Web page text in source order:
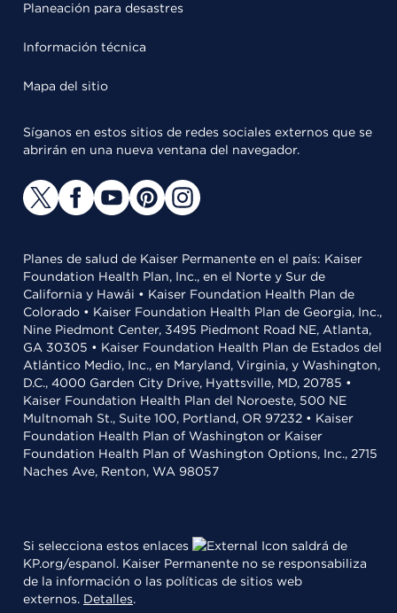
Planeación para desastres
Información técnica
Mapa del sitio
Síganos en estos sitios de redes sociales externos que se
abrirán en una nueva ventana del navegador.
Planes de salud de Kaiser Permanente en el país: Kaiser
Foundation Health Plan, Inc., en el Norte y Sur de
California y Hawái • Kaiser Foundation Health Plan de
Colorado • Kaiser Foundation Health Plan de Georgia, Inc.,
Nine Piedmont Center, 3495 Piedmont Road NE, Atlanta,
GA 30305 • Kaiser Foundation Health Plan de Estados del
Atlántico Medio, Inc., en Maryland, Virginia, y Washington,
D.C., 4000 Garden City Drive, Hyattsville, MD, 20785 •
Kaiser Foundation Health Plan del Noroeste, 500 NE
Multnomah St., Suite 100, Portland, OR 97232 • Kaiser
Foundation Health Plan of Washington or Kaiser
Foundation Health Plan of Washington Options, Inc., 2715
Naches Ave, Renton, WA 98057
Si selecciona estos enlaces
saldrá de
KP.org/espanol. Kaiser Permanente no se responsabiliza
de la información o las políticas de sitios web
externos. Detalles.